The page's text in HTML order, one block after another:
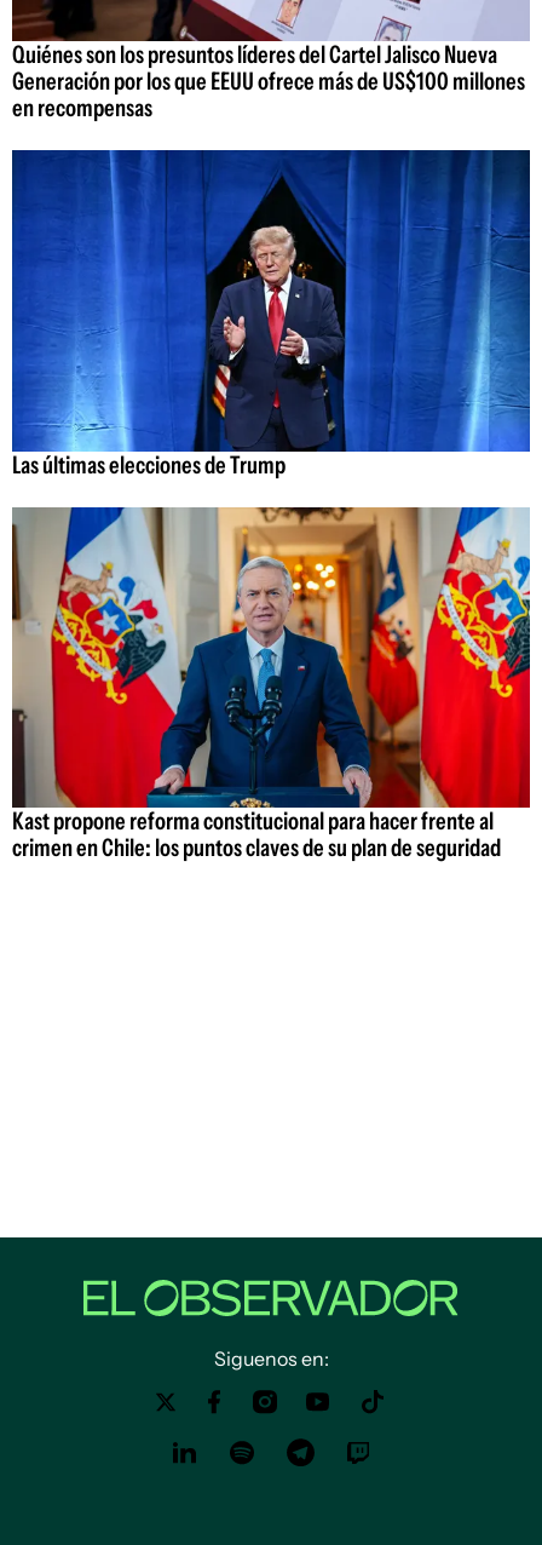
Quiénes son los presuntos líderes del Cartel Jalisco Nueva
Generación por los que EEUU ofrece más de US$100 millones
en recompensas
Las últimas elecciones de Trump
Kast propone reforma constitucional para hacer frente al
crimen en Chile: los puntos claves de su plan de seguridad
Siguenos en: